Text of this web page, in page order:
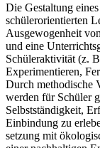
Die Gestaltung
schülerorientierten
Ausgewogenheit
und eine
Schüleraktivität (z.
Experimentieren,
Durch methodische
werden für Schüler
Selbstständigkeit,
Einbindung zu
setzung mit